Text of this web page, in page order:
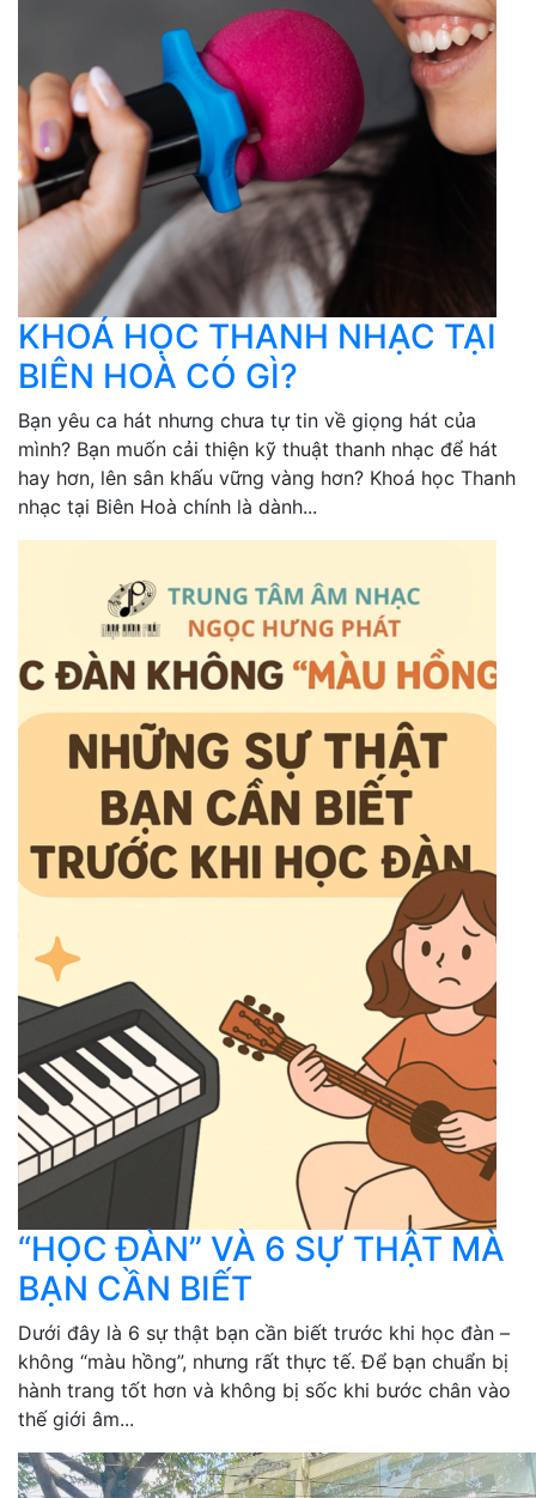
KHOÁ HỌC THANH NHẠC TẠI
BIÊN HOÀ CÓ GÌ?
Bạn yêu ca hát nhưng chưa tự tin về giọng hát của
mình? Bạn muốn cải thiện kỹ thuật thanh nhạc để hát
hay hơn, lên sân khấu vững vàng hơn? Khoá học Thanh
nhạc tại Biên Hoà chính là dành...
“HỌC ĐÀN” VÀ 6 SỰ THẬT MÀ
BẠN CẦN BIẾT
Dưới đây là 6 sự thật bạn cần biết trước khi học đàn –
không “màu hồng”, nhưng rất thực tế. Để bạn chuẩn bị
hành trang tốt hơn và không bị sốc khi bước chân vào
thế giới âm...